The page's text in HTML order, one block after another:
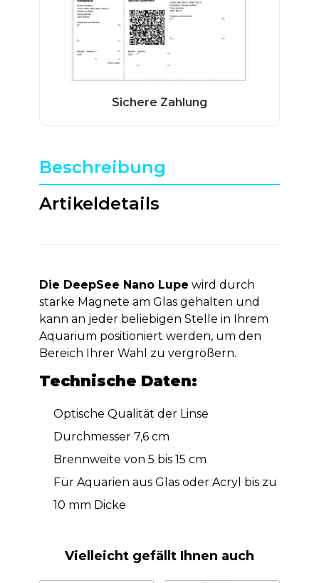
Beschreibung
Artikeldetails
Die DeepSee Nano Lupe wird durch
starke Magnete am Glas gehalten und
kann an jeder beliebigen Stelle in Ihrem
Aquarium positioniert werden, um den
Bereich Ihrer Wahl zu vergrößern.
Technische Daten:
Optische Qualität der Linse
Durchmesser 7,6 cm
Brennweite von 5 bis 15 cm
Für Aquarien aus Glas oder Acryl bis zu
10 mm Dicke
Vielleicht gefällt Ihnen auch